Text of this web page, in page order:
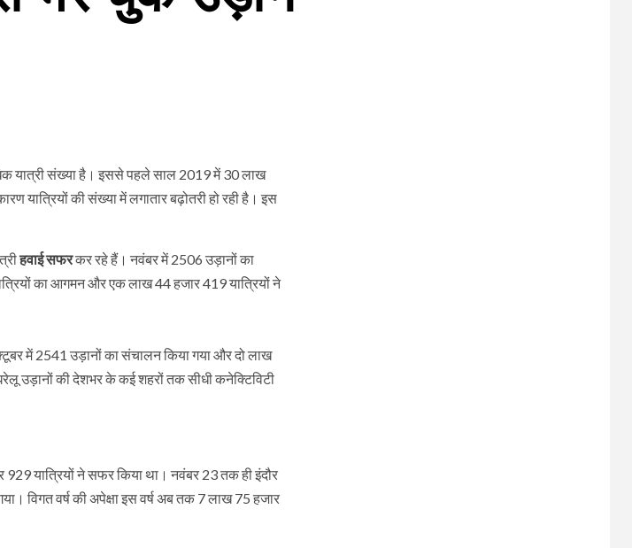
यात्री संख्या है। इससे पहले साल 2019 में 30 लाख
यात्रियों की संख्या में लगातार बढ़ोतरी हो रही है। इस
हवाई सफरकर रहे हैं। नवंबर में 2506 उड़ानों का
का आगमन और एक लाख 44 हजार 419 यात्रियों ने
में 2541 उड़ानों का संचालन किया गया और दो लाख
उड़ानों की देशभर के कई शहरों तक सीधी कनेक्टिविटी
यात्रियों ने सफर किया था। नवंबर 23 तक ही इंदौर
विगत वर्ष की अपेक्षा इस वर्ष अब तक 7 लाख 75 हजार